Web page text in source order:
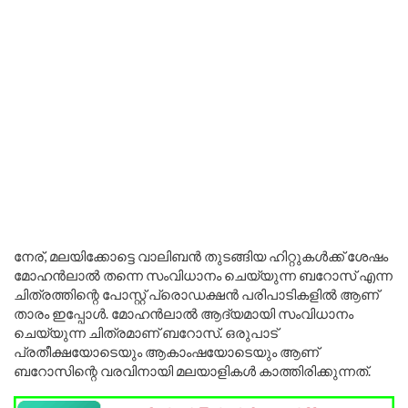
നേര്, മലയിക്കോട്ടെ വാലിബൻ തുടങ്ങിയ ഹിറ്റുകൾക്ക് ശേഷം
മോഹൻലാൽ തന്നെ സംവിധാനം ചെയ്യുന്ന ബറോസ് എന്ന
ചിത്രത്തിന്റെ പോസ്റ്റ്‌ പ്രൊഡക്ഷൻ പരിപാടികളിൽ ആണ്
താരം ഇപ്പോൾ. മോഹൻലാൽ ആദ്യമായി സംവിധാനം
ചെയ്യുന്ന ചിത്രമാണ് ബറോസ്. ഒരുപാട്
പ്രതീക്ഷയോടെയും ആകാംഷയോടെയും ആണ്
ബറോസിന്റെ വരവിനായി മലയാളികൾ കാത്തിരിക്കുന്നത്.